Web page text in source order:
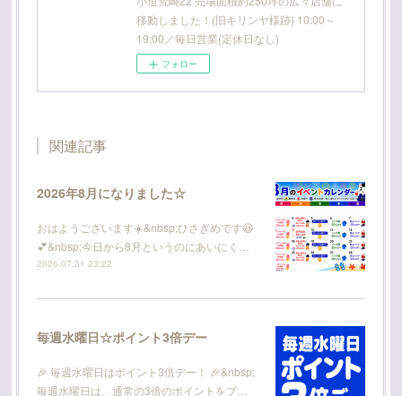
移動しました！(旧キリンヤ様跡) 10:00～
19:00／毎日営業(定休日なし)
フォロー
関連記事
2026年8月になりました☆
おはようございます☀️&nbsp;ひさぎめです😆
💕&nbsp;今日から8月というのにあいにく…
2026.07.31 23:22
毎週水曜日☆ポイント3倍デー
🎉 毎週水曜日はポイント3倍デー！ 🎉&nbsp;
毎週水曜日は、通常の3倍のポイントをプ…